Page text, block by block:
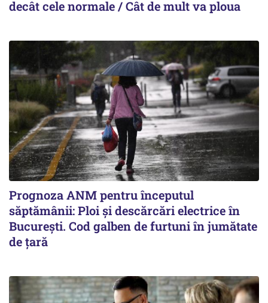
decât cele normale / Cât de mult va ploua
Prognoza ANM pentru începutul
săptămânii: Ploi și descărcări electrice în
București. Cod galben de furtuni în jumătate
de țară